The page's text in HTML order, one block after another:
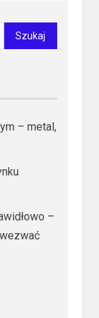
– metal,
–